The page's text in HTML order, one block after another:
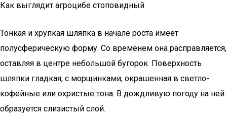
Как выглядит агроцибе стоповидный
Тонкая и хрупкая шляпка в начале роста имеет
полусферическую форму. Со временем она расправляется,
оставляя в центре небольшой бугорок. Поверхность
шляпки гладкая, с морщинками, окрашенная в светло-
кофейные или охристые тона. В дождливую погоду на ней
образуется слизистый слой.